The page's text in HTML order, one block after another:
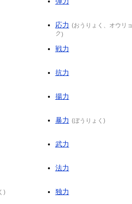
応力 (おうりょく 、 オウリョ
ク)
戦力
抗力
揚力
暴力 (ぼうりょく )
武力
法力
) 独力